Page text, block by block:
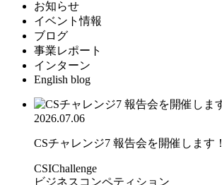
お知らせ
イベント情報
ブログ
事業レポート
インターン
English blog
2026.07.06
CSチャレンジ7 報告会を開催します！
CSIChallenge
ビジネスコンペティション